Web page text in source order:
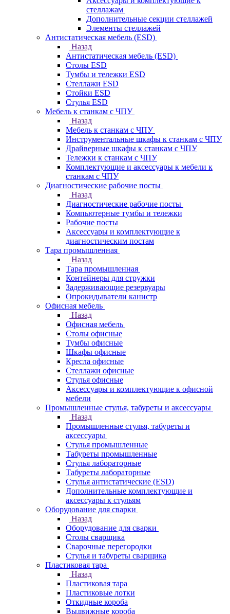
стеллажам
Дополнительные секции стеллажей
Элементы стеллажей
Антистатическая мебель (ESD)
Назад
Антистатическая мебель (ESD)
Столы ESD
Тумбы и тележки ESD
Стеллажи ESD
Стойки ESD
Стулья ESD
Мебель к станкам с ЧПУ
Назад
Мебель к станкам с ЧПУ
Инструментальные шкафы к станкам с ЧПУ
Драйверные шкафы к станкам с ЧПУ
Тележки к станкам с ЧПУ
Комплектующие и аксессуары к мебели к
станкам с ЧПУ
Диагностические рабочие посты
Назад
Диагностические рабочие посты
Компьютерные тумбы и тележки
Рабочие посты
Аксессуары и комплектующие к
диагностическим постам
Тара промышленная
Назад
Тара промышленная
Контейнеры для стружки
Задерживающие резервуары
Опрокидыватели канистр
Офисная мебель
Назад
Офисная мебель
Столы офисные
Тумбы офисные
Шкафы офисные
Кресла офисные
Стеллажи офисные
Стулья офисные
Аксессуары и комплектующие к офисной
мебели
Промышленные стулья, табуреты и аксессуары
Назад
Промышленные стулья, табуреты и
аксессуары
Стулья промышленные
Табуреты промышленные
Стулья лабораторные
Табуреты лабораторные
Стулья антистатические (ESD)
Дополнительные комплектующие и
аксессуары к стульям
Оборудование для сварки
Назад
Оборудование для сварки
Столы сварщика
Сварочные перегородки
Стулья и табуреты сварщика
Пластиковая тара
Назад
Пластиковая тара
Пластиковые лотки
Откидные короба
Выдвижные короба